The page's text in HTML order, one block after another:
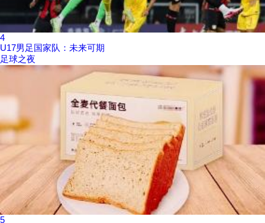
4
U17男足国家队：未来可期
足球之夜
5